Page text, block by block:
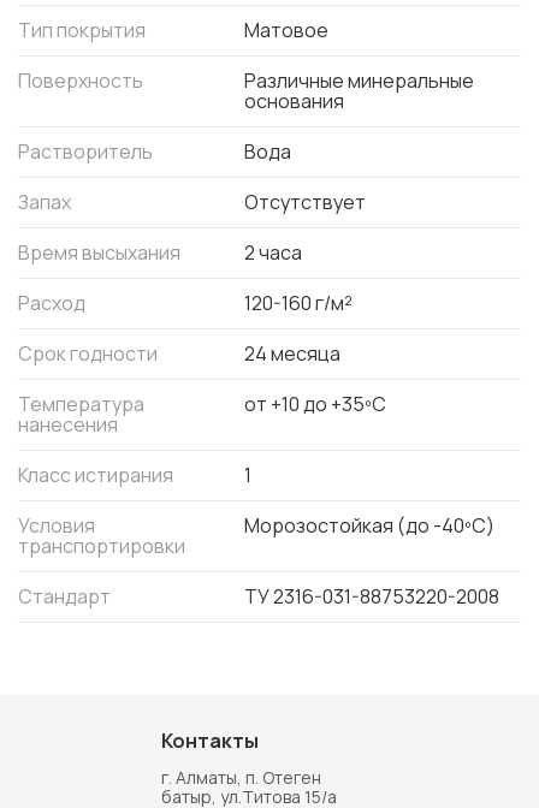
Тип покрытия
Матовое
Поверхность
Различные минеральные
основания
Растворитель
Вода
Запах
Отсутствует
Время высыхания
2 часа
Расход
120-160 г/м²
Срок годности
24 месяца
Температура
нанесения
от +10 до +35ºC
Класс истирания
1
Условия
транспортировки
Морозостойкая (до -40ºС)
Стандарт ТУ 2316-031-88753220-2008
Контакты
г. Алматы, п. Отеген
батыр, ул.Титова 15/а